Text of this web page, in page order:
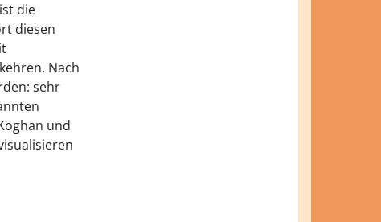
die
diesen
Nach
sehr
und